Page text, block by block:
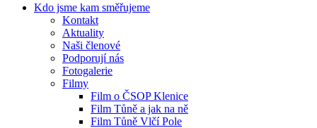
Kdo jsme kam směřujeme
Kontakt
Aktuality
Naši členové
Podporují nás
Fotogalerie
Filmy
Film o ČSOP Klenice
Film Tůně a jak na ně
Film Tůně Vlčí Pole